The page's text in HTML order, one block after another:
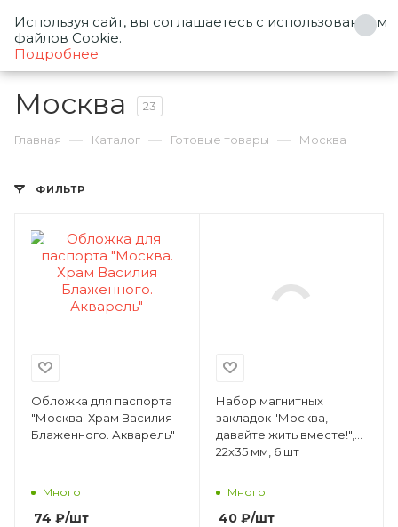
0
Москва 23
Главная — Каталог — Готовые товары — Москва
ФИЛЬТР
Обложка для паспорта
"Москва. Храм Василия
Блаженного. Акварель"
Много
74 ₽/шт
Набор магнитных
закладок "Москва,
давайте жить вместе!",
22х35 мм, 6 шт
Много
40₽/шт
Используя сайт, вы соглашаетесь с использованием
файлов Cookie.
Подробнее